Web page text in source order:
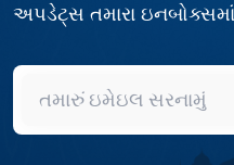
અપડેટ્સ તમારા